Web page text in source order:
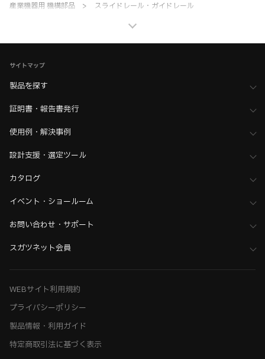
産業機器用 機構部品
>
スライドレール・ガイドレール
家具金物・建築金物
>
スライドレール
> ソフトクローズ／プッシュオープンスライドレール
家具金物・建築金物
ホーム
>
木工支援（木工加工機・設計ソフト用データ）について
>
Kiinnovator（キーイノベーター）向けデータ
サイトマップ
製品を探す
証明書・報告書発行
使用例・解決事例
設計支援・選定ツール
カタログ
イベント・ショールーム
お問い合わせ・サポート
スガツネット会員
WEBサイト利用規約
プライバシーポリシー
製品情報・利用ガイド
特定商取引法に基づく表示